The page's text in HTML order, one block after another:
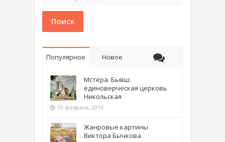
Поиск
Популярное Новое
Мстёра. Бывш.
единоверческая церковь
Никольская
19 февраля, 2016
Жанровые картины
Виктора Бычкова